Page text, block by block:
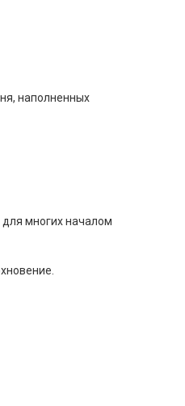
наполненных
многих началом